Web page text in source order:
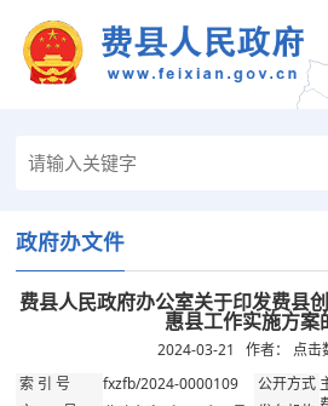
政府办文件
费县人民政府办公室关于印发费县
惠县工作实施方案
2024-03-21 作者： 点击
索 引 号 fxzfb/2024-0000109 公开方式